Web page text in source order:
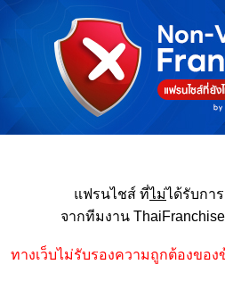
แฟรนไชส์ ที่ไม่ได้รับกา
จากทีมงาน
ทางเว็บไม่รับรองความถูกต้องของ